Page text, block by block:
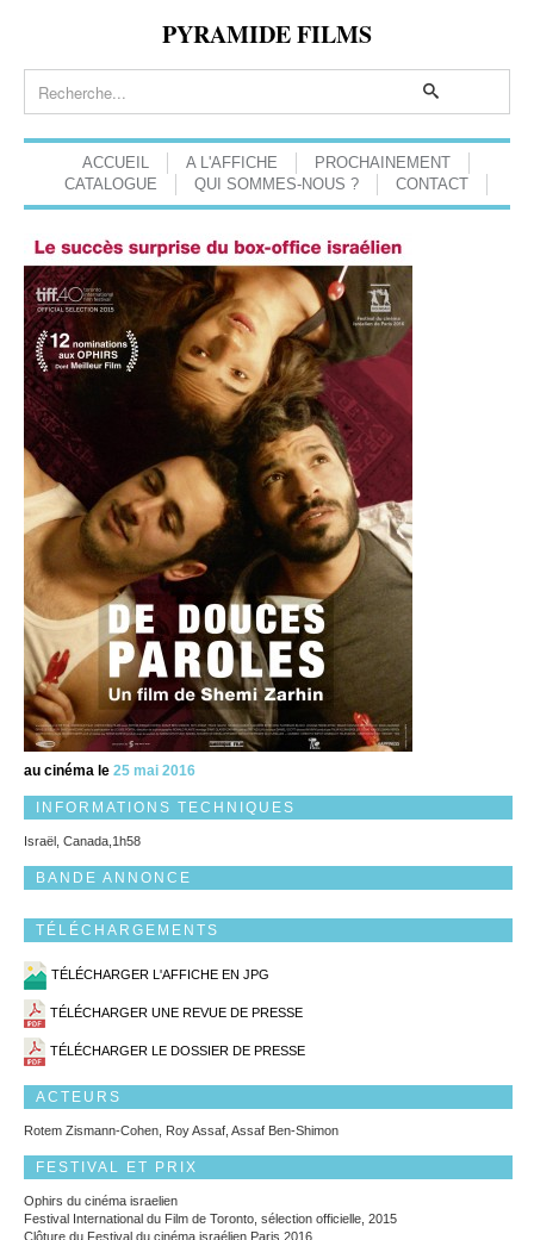
PYRAMIDE FILMS
ACCUEIL A L'AFFICHE
PROCHAINEMENT
CATALOGUE
QUI SOMMES-NOUS ? CONTACT
au cinéma le 25 mai 2016
INFORMATIONS TECHNIQUES
Israël, Canada,1h58
BANDE ANNONCE
TÉLÉCHARGEMENTS
TÉLÉCHARGER L'AFFICHE EN JPG
TÉLÉCHARGER UNE REVUE DE PRESSE
TÉLÉCHARGER LE DOSSIER DE PRESSE
ACTEURS
Rotem Zismann-Cohen, Roy Assaf, Assaf Ben-Shimon
FESTIVAL ET PRIX
Ophirs du cinéma israelien
Festival International du Film de Toronto, sélection officielle, 2015
Clôture du Festival du cinéma israélien Paris 2016